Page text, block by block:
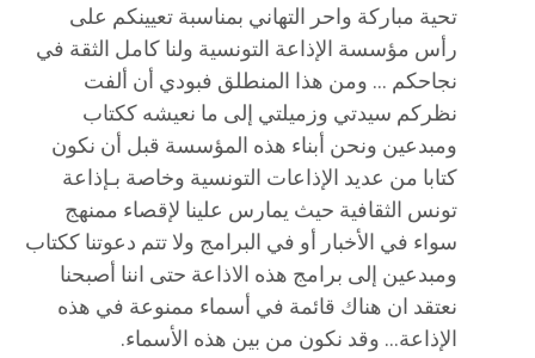
تحية مباركة واحر التهاني بمناسبة تعيينكم على
رأس مؤسسة الإذاعة التونسية ولنا كامل الثقة في
نجاحكم … ومن هذا المنطلق فبودي أن ألفت
نظركم سيدتي وزميلتي إلى ما نعيشه ككتاب
ومبدعين ونحن أبناء هذه المؤسسة قبل أن نكون
كتابا من عديد الإذاعات التونسية وخاصة بـإذاعة
تونس الثقافية حيث يمارس علينا لإقصاء ممنهج
سواء في الأخبار أو في البرامج ولا تتم دعوتنا ككتاب
ومبدعين إلى برامج هذه الاذاعة حتى اننا أصبحنا
نعتقد ان هناك قائمة في أسماء ممنوعة في هذه
الإذاعة… وقد نكون من بين هذه الأسماء.